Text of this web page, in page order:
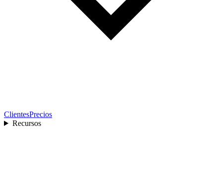
ClientesPrecios
Recursos